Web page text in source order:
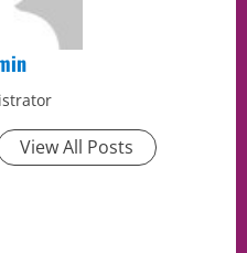
View All Posts